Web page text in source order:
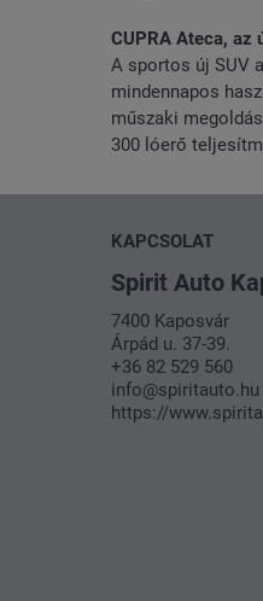
CUPRA Ateca, az
A sportos új SUV
mindennapos
műszaki
300 lóerő
KAPCSOLAT
Spirit Auto
7400 Kaposvár
Árpád u. 37-39.
+36 82 529 560
info@spiritauto.hu
https://